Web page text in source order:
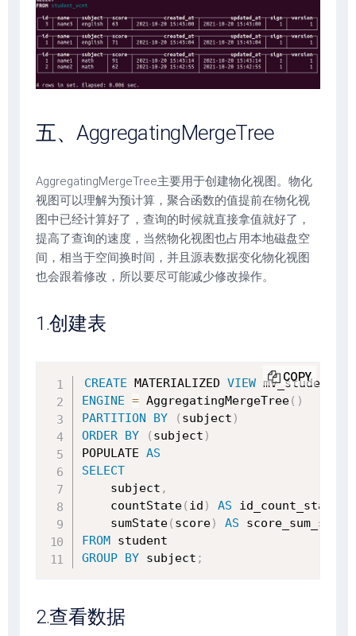
五、AggregatingMergeTree
AggregatingMergeTree主要用于创建物化视图。物化
视图可以理解为预计算，聚合函数的值提前在物化视
图中已经计算好了，查询的时候就直接拿值就好了，
提高了查询的速度，当然物化视图也占用本地磁盘空
间，相当于空间换时间，并且源表数据变化物化视图
也会跟着修改，所以要尽可能减少修改操作。
1.创建表
CREATE MATERIALIZED VIEW
ENGINE = AggregatingMergeTree( )
PARTITION
BY ( subject )
ORDER BY ( subject )
POPULATE AS
SELECT
    subject
,
    countState
( id ) AS id_count_state
    sumState
( score) AS
FROM
GROUP BY subject ;
COPY
2.查看数据